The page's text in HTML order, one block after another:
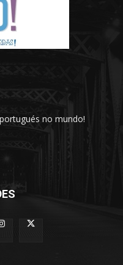
no mundo!